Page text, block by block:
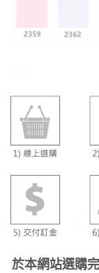
於本網站選購